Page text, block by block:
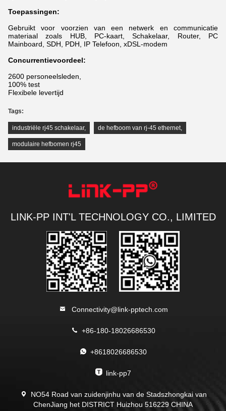
Toepassingen:
Gebruikt voor voorzien van een netwerk en communicatie
materiaal zoals HUB, PC-kaart, Schakelaar, Router, PC
Mainboard, SDH, PDH, IP Telefoon, xDSL-modem
Concurrentievoordeel:
2600 personeelsleden,
100% test
Flexibele levertijd
Tags:
industriële rj45 schakelaar, de hefboom van rj-45 ethernet,
modulaire hefbomen rj45
LINK-PP INT'L TECHNOLOGY CO., LIMITED
Connectivity@link-pptech.com
+86-180-18026686530
+8618026686530
link-pp7
NO54 Road van zuidenjinhu van de Stadszhongkai van
ChenJiang het DISTRICT Huizhou 516229 CHINA